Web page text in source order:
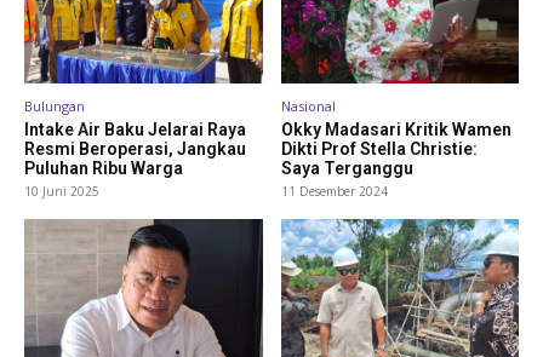
Bulungan
Intake Air Baku Jelarai Raya
Resmi Beroperasi, Jangkau
Puluhan Ribu Warga
10 Juni 2025
Nasional
Okky Madasari Kritik Wamen
Dikti Prof Stella Christie:
Saya Terganggu
11 Desember 2024